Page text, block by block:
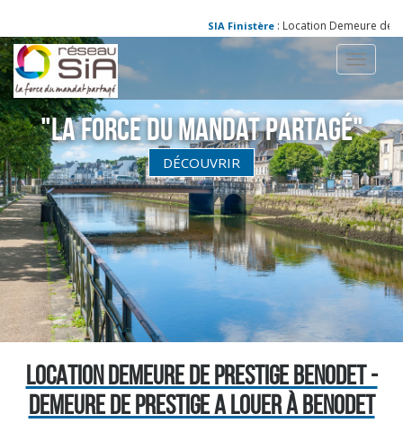
SIA Finistère: Location Demeure de
Toggle
"La Force du Mandat partagé"
DÉCOUVRIR
LOCATION DEMEURE DE PRESTIGE BENODET -
DEMEURE DE PRESTIGE A LOUER À BENODET